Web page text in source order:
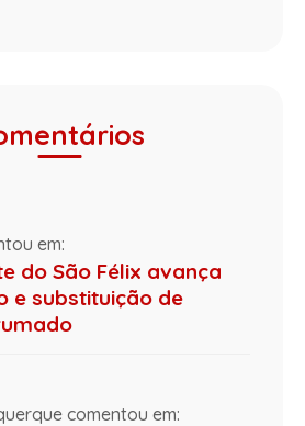
em:
do São Félix avança
e substituição de
comentou em: